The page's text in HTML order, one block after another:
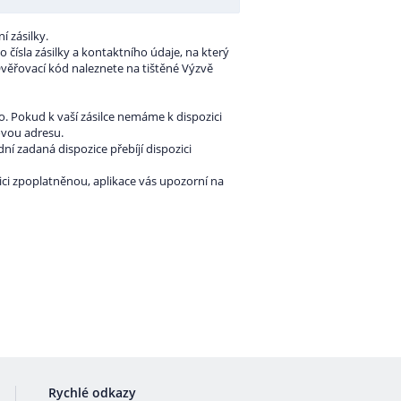
zásilky.
čísla zásilky a kontaktního údaje, na který
kód naleznete na tištěné Výzvě
Pokud k vaší zásilce nemáme k dispozici
adresu.
zadaná dispozice přebíjí dispozici
zpoplatněnou, aplikace vás upozorní na
Rychlé odkazy